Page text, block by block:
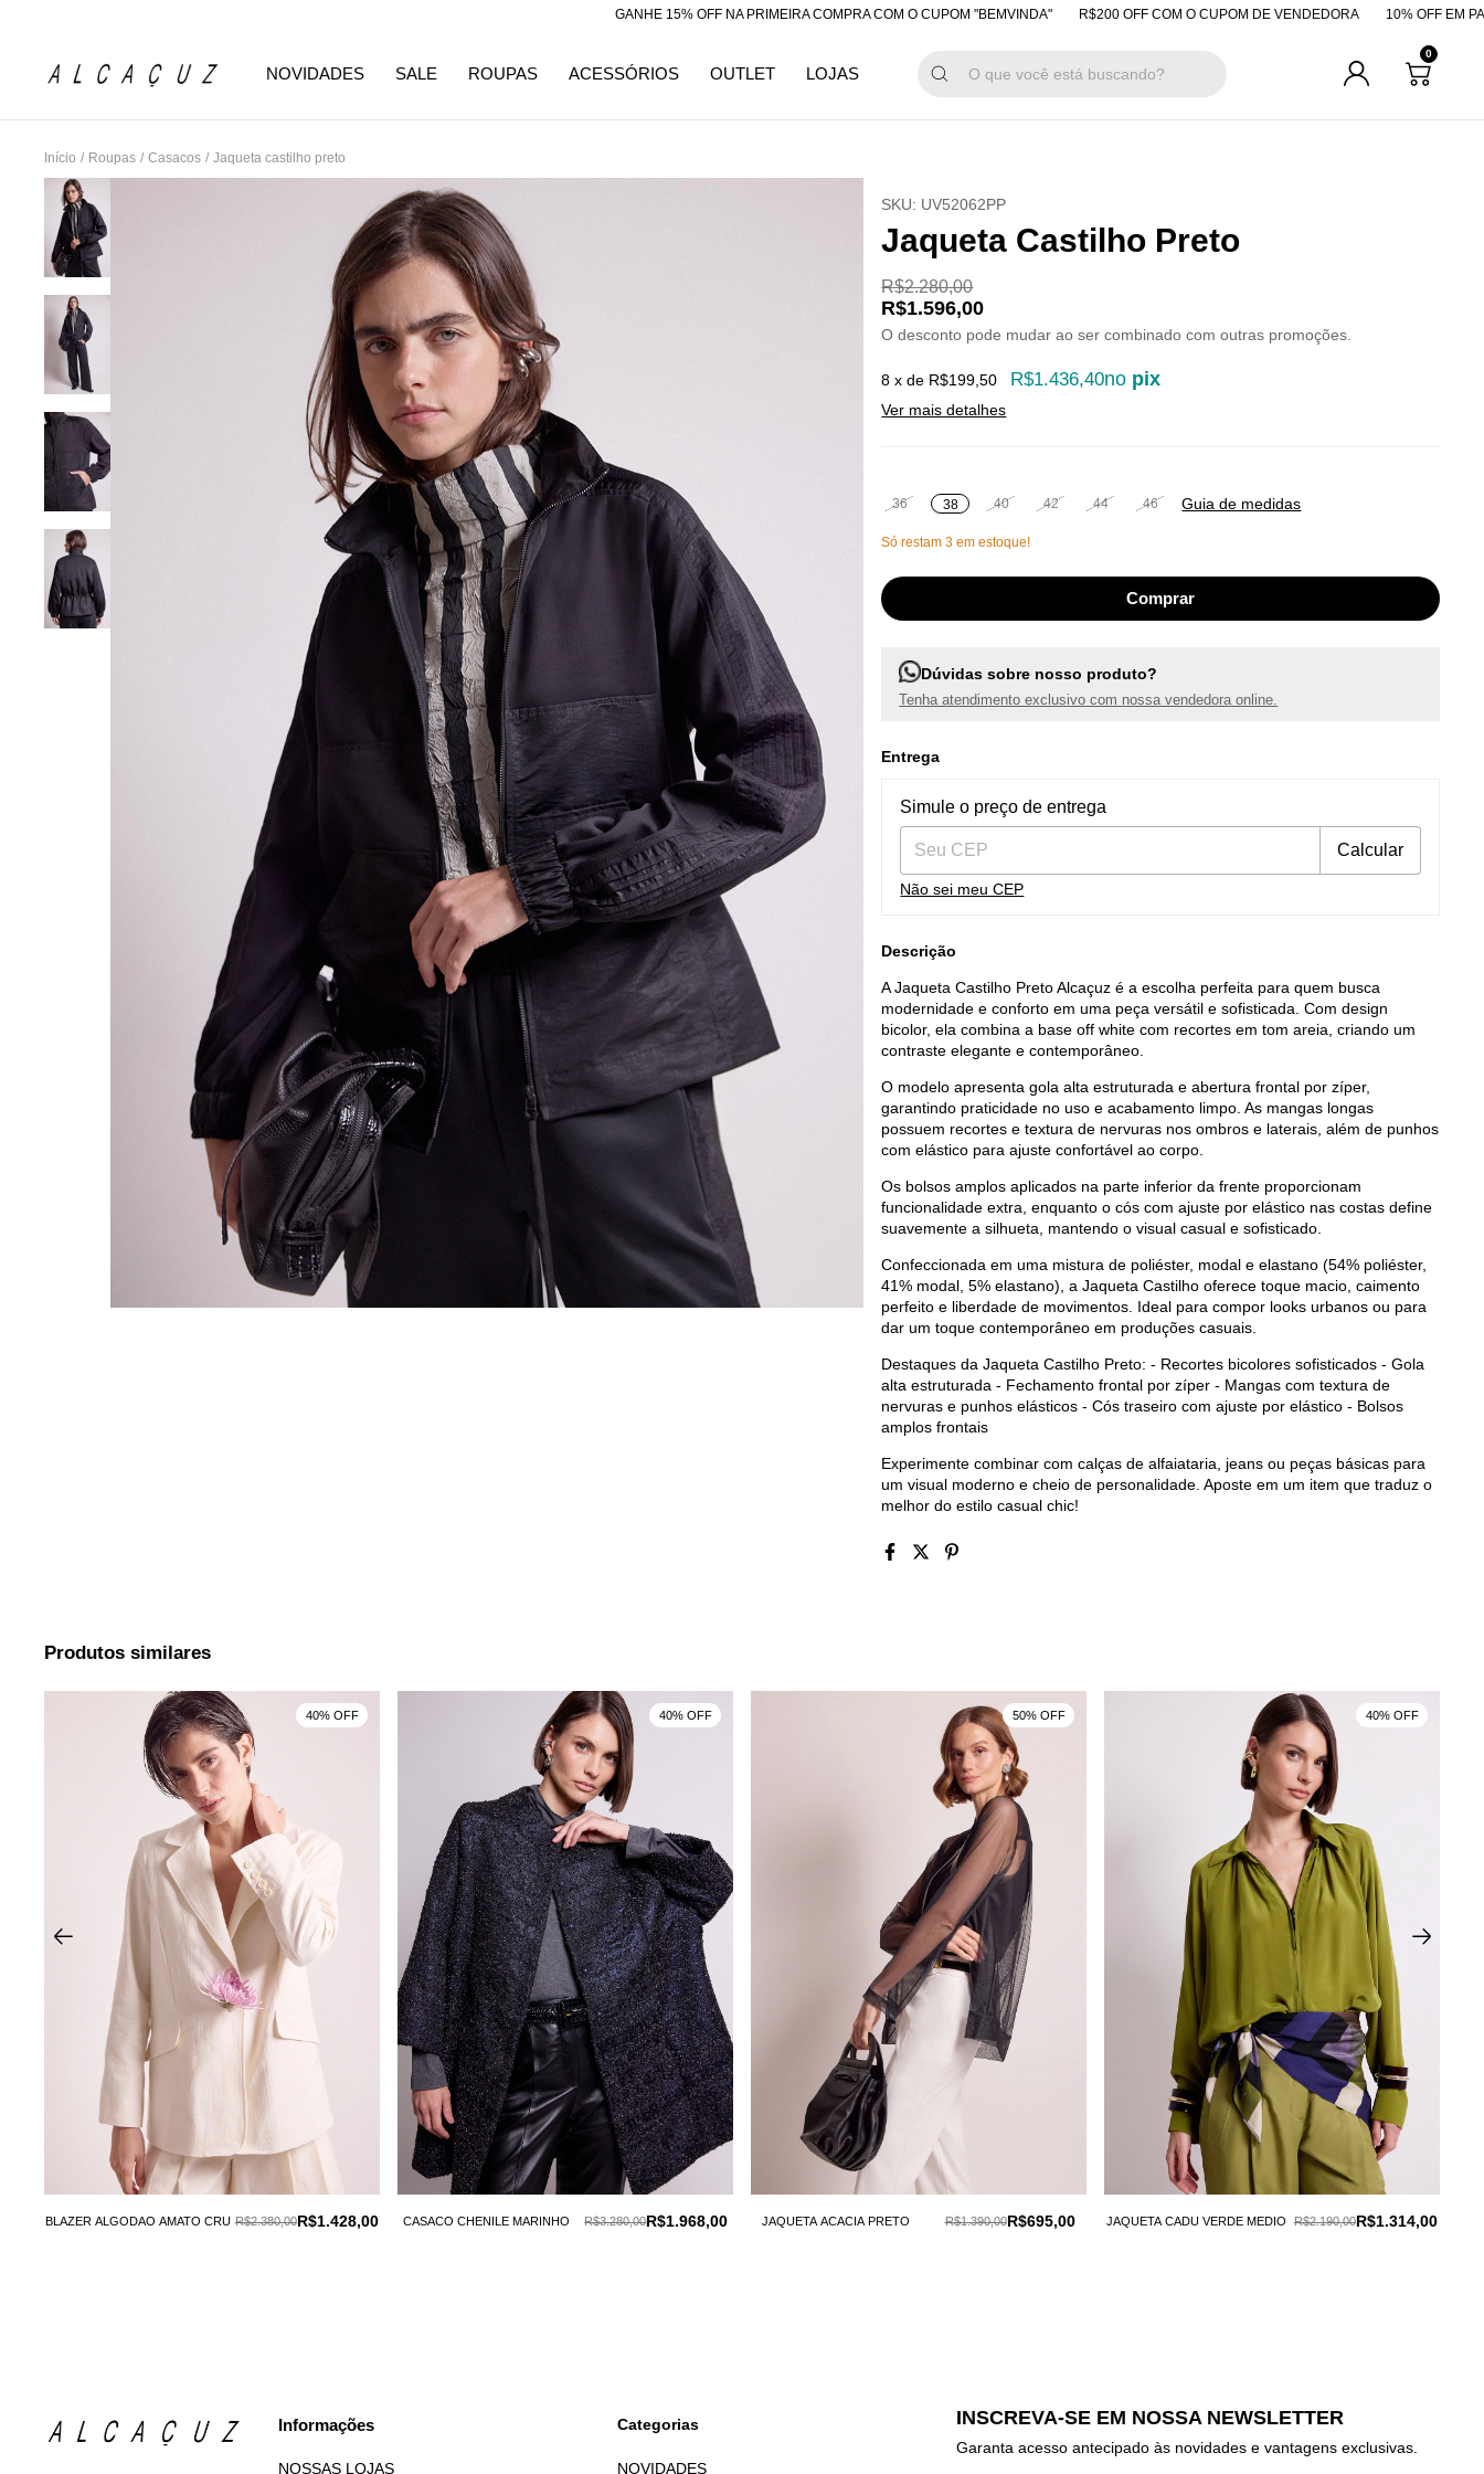
GANHE 15% OFF NA PRIMEIRA COMPRA COM O CUPOM "BEMVINDA" R$200 OFF COM O CUPOM DE VENDEDORA 10% OFF EM
NOVIDADES SALE ROUPAS ACESSÓRIOS OUTLET LOJAS
0
Início / Roupas / Casacos / Jaqueta castilho preto
SKU: UV52062PP
Jaqueta Castilho Preto
R$2.280,00
R$1.596,00
O desconto pode mudar ao ser combinado com outras promoções.
8 x de R$199,50 R$1.436,40no pix
Ver mais detalhes
36 38 40 42 44 46 Guia de medidas
Só restam3 em estoque!
Dúvidas sobre nosso produto?
Tenha atendimento exclusivo com nossa vendedora online.
Entrega
Entregas para o CEP:
Simule o preço de entrega
Calcular
Não sei meu CEP
Descrição
A Jaqueta Castilho Preto Alcaçuz é a escolha perfeita para quem busca
modernidade e conforto em uma peça versátil e sofisticada. Com design
bicolor, ela combina a base off white com recortes em tom areia, criando um
contraste elegante e contemporâneo.
O modelo apresenta gola alta estruturada e abertura frontal por zíper,
garantindo praticidade no uso e acabamento limpo. As mangas longas
possuem recortes e textura de nervuras nos ombros e laterais, além de punhos
com elástico para ajuste confortável ao corpo.
Os bolsos amplos aplicados na parte inferior da frente proporcionam
funcionalidade extra, enquanto o cós com ajuste por elástico nas costas define
suavemente a silhueta, mantendo o visual casual e sofisticado.
Confeccionada em uma mistura de poliéster, modal e elastano (54% poliéster,
41% modal, 5% elastano), a Jaqueta Castilho oferece toque macio, caimento
perfeito e liberdade de movimentos. Ideal para compor looks urbanos ou para
dar um toque contemporâneo em produções casuais.
Destaques da Jaqueta Castilho Preto: - Recortes bicolores sofisticados - Gola
alta estruturada - Fechamento frontal por zíper - Mangas com textura de
nervuras e punhos elásticos - Cós traseiro com ajuste por elástico - Bolsos
amplos frontais
Experimente combinar com calças de alfaiataria, jeans ou peças básicas para
um visual moderno e cheio de personalidade. Aposte em um item que traduz o
melhor do estilo casual chic!
Produtos similares
BLAZER ALGODAO AMATO CRU R$1.428,00
R$2.380,00
40% OFF
CASACO CHENILE MARINHO R$1.968,00
R$3.280,00
40% OFF
JAQUETA ACACIA PRETO R$695,00
R$1.390,00
50% OFF
JAQUETA CADU VERDE MEDIO R$1.314,00
R$2.190,00
40% OFF
Informações
NOSSAS LOJAS
Categorias
NOVIDADES
INSCREVA-SE EM NOSSA NEWSLETTER
Garanta acesso antecipado às novidades e vantagens exclusivas.